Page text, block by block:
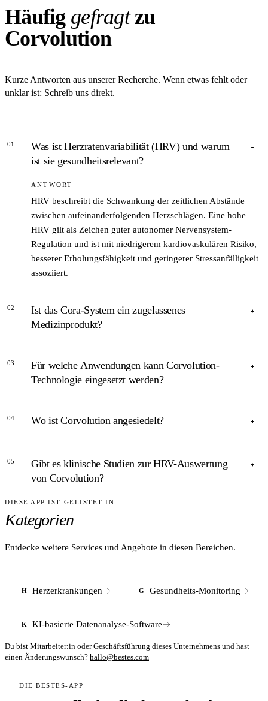
Häufig gefragtzu
Corvolution
Kurze Antworten aus unserer Recherche. Wenn etwas fehlt oder
unklar ist: Schreib uns direkt.
01
Was ist Herzratenvariabilität (HRV) und warum
ist sie gesundheitsrelevant?
ANTWORT
HRV beschreibt die Schwankung der zeitlichen Abstände
zwischen aufeinanderfolgenden Herzschlägen. Eine hohe
HRV gilt als Zeichen guter autonomer Nervensystem-
Regulation und ist mit niedrigerem kardiovaskulären Risiko,
besserer Erholungsfähigkeit und geringerer Stressanfälligkeit
assoziiert.
02
Ist das Cora-System ein zugelassenes
Medizinprodukt?
Öffentliche Angaben zu einer MDR-Klasse-I- oder Klasse-
IIa-Zulassung für das Cora-System sind nicht veröffentlicht.
Unternehmen.
03
Für welche Anwendungen kann Corvolution-
Technologie eingesetzt werden?
Die Plattform adressiert Herz-Checkups, Schlafdiagnostik
Medizintechnikunternehmen als OEM-Entwicklungsleistung
an.
04 Wo ist Corvolution angesiedelt?
Das Unternehmen hat seinen Sitz in Ettlingen, Baden-
Württemberg, und ist beim Amtsgericht Mannheim unter
05
Gibt es klinische Studien zur HRV-Auswertung
von Corvolution?
ANTWORT
Öffentlich zugängliche klinische Studien zu Corvolution-
hält USPTO-Patente zur Methodik der HRV-Messung
DIESE APP IST GELISTET IN
Kategorien
Entdecke weitere Services und Angebote in diesen Bereichen.
H Herzerkrankungen G Gesundheits-Monitoring
K KI-basierte Datenanalyse-Software
Du bist Mitarbeiter:in oder Geschäftsführung dieses Unternehmens und hast
einen Änderungswunsch? hallo@bestes.com
DIE BESTES-APP